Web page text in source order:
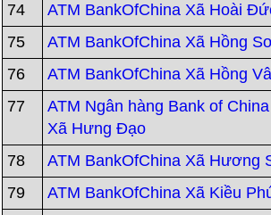
74 ATM BankOfChina Xã Hoài
75
ATM BankOfChina Xã Hồng
76
ATM BankOfChina Xã Hồng
77
ATM Ngân hàng Bank of
Xã Hưng Đạo
78 ATM BankOfChina Xã Hương
79
ATM BankOfChina Xã Kiều